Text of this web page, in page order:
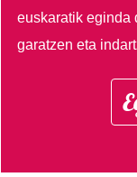
euskaratik eginda
garatzen eta